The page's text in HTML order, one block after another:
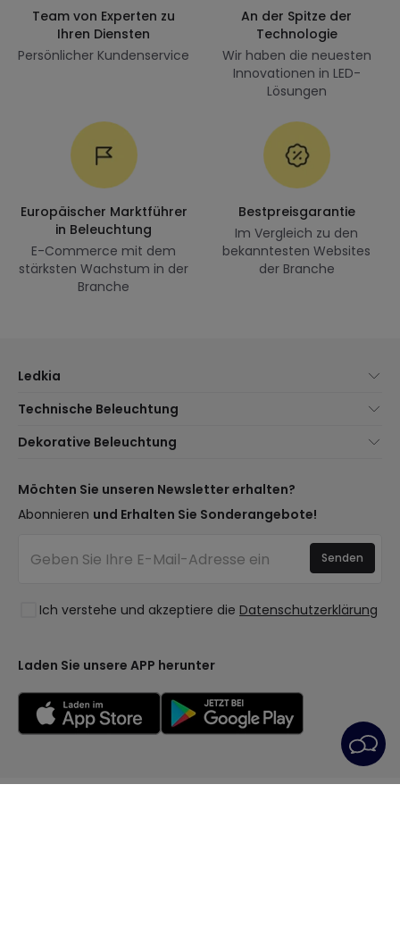
Team von Experten zu
Ihren Diensten
Persönlicher Kundenservice
An der Spitze der
Technologie
Wir haben die neuesten
Innovationen in LED-
Lösungen
Europäischer Marktführer
in Beleuchtung
E-Commerce mit dem
stärksten Wachstum in der
Branche
Bestpreisgarantie
Im Vergleich zu den
bekanntesten Websites
der Branche
Ledkia
Kundenservice
Versandmethoden
Sind Sie ein Profi?
Häufig gestellte Fragen (FAQ)
Technische Beleuchtung
Marken
Beleuchtung für Unternehmen
Dekorative Beleuchtung
Trends
Premium-Dekor-Marken
Räume
Kollektionen
Möchten Sie unseren Newsletter erhalten?
Abonnieren und Erhalten Sie Sonderangebote!
Ich verstehe und akzeptiere die Datenschutzerklärung
Senden
Laden Sie unsere APP herunter